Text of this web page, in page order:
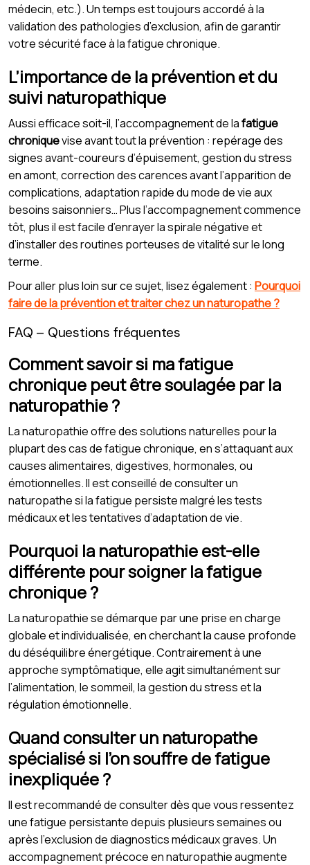
médecin, etc.). Un temps est toujours accordé à la
validation des pathologies d’exclusion, afin de garantir
votre sécurité face à la fatigue chronique.
L’importance de la prévention et du
suivi naturopathique
Aussi efficace soit-il, l’accompagnement de lafatigue
chroniquevise avant tout la prévention : repérage des
signes avant-coureurs d’épuisement, gestion du stress
en amont, correction des carences avant l’apparition de
complications, adaptation rapide du mode de vie aux
besoins saisonniers… Plus l’accompagnement commence
tôt, plus il est facile d’enrayer la spirale négative et
d’installer des routines porteuses de vitalité sur le long
terme.
Pour aller plus loin sur ce sujet, lisez également : Pourquoi
faire de la prévention et traiter chez un naturopathe ?
FAQ – Questions fréquentes
Comment savoir si ma fatigue
chronique peut être soulagée par la
naturopathie ?
La naturopathie offre des solutions naturelles pour la
plupart des cas de fatigue chronique, en s’attaquant aux
causes alimentaires, digestives, hormonales, ou
émotionnelles. Il est conseillé de consulter un
naturopathe si la fatigue persiste malgré les tests
médicaux et les tentatives d’adaptation de vie.
Pourquoi la naturopathie est-elle
différente pour soigner la fatigue
chronique ?
La naturopathie se démarque par une prise en charge
globale et individualisée, en cherchant la cause profonde
du déséquilibre énergétique. Contrairement à une
approche symptômatique, elle agit simultanément sur
l’alimentation, le sommeil, la gestion du stress et la
régulation émotionnelle.
Quand consulter un naturopathe
spécialisé si l’on souffre de fatigue
inexpliquée ?
Il est recommandé de consulter dès que vous ressentez
une fatigue persistante depuis plusieurs semaines ou
après l’exclusion de diagnostics médicaux graves. Un
accompagnement précoce en naturopathie augmente